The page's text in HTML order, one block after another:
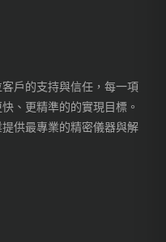
戶的支持與信任，每一項
、更精準的的實現目標。
供最專業的精密儀器與解